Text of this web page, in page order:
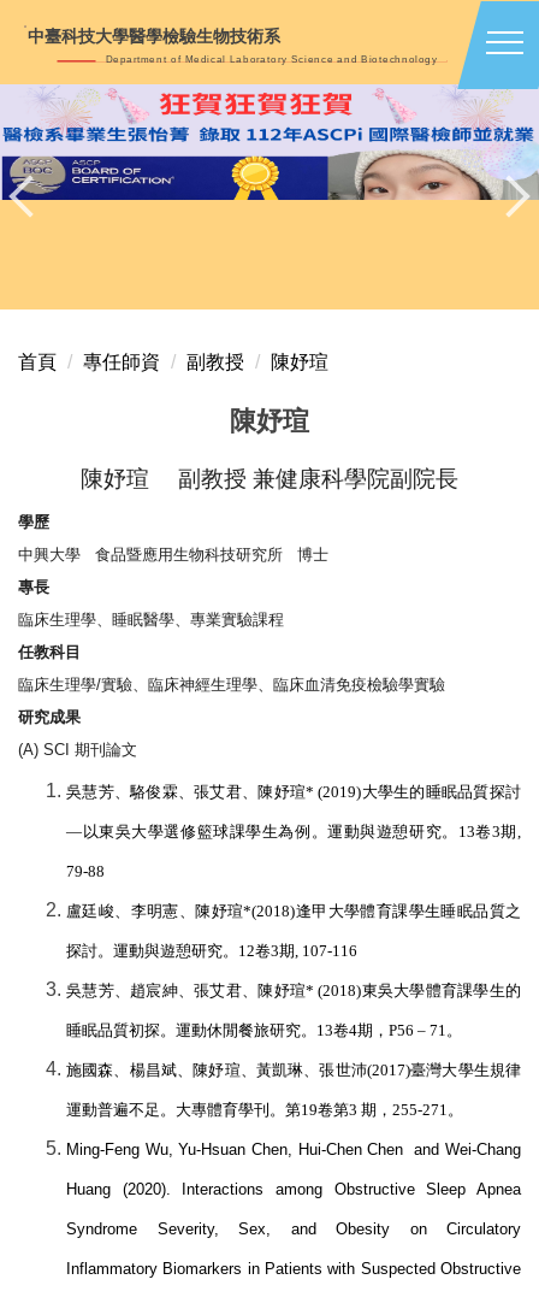
內
容
區
中臺科技大學醫學檢驗生物技術系
Department of Medical Laboratory Science and Biotechnology
首頁 專任師資 副教授 陳妤瑄
陳妤瑄
陳妤瑄 副教授 兼健康科學院副院長
學歷
中興大學
食品暨應用生物科技研究所
博士
專長
臨床生理學、睡眠醫學、專業實驗課程
任教科目
臨床生理學/實驗、臨床神經生理學、臨床血清免疫檢驗學實驗
研究成果
(A) SCI 期刊論文
吳慧芳、駱俊霖、張艾君、陳妤瑄* (2019)大學生的睡眠品質探討
—以東吳大學選修籃球課學生為例。運動與遊憩研究。 13卷3期
79-88
盧廷峻、李明憲、陳妤瑄*(2018)逢甲大學體育課學生睡眠品質之
探討。運動與遊憩研究。 12卷3期 , 107-116
吳慧芳、趙宸紳、張艾君、陳妤瑄* (2018)東吳大學體育課學生的
睡眠品質初探。運動休閒餐旅研究。 13卷4期， P56 – 71 。
施國森、楊昌斌、陳妤瑄、黃凱琳、張世沛(2017)臺灣大學生規律
運動普遍不足。大專體育學刊。第19卷第3 期， 255-271 。
Ming-Feng Wu, Yu-Hsuan Chen, Hui-Chen Chen and Wei-Chang
Huang (2020). Interactions among Obstructive Sleep Apnea
Syndrome Severity, Sex, and Obesity on Circulatory
Inflammatory Biomarkers in Patients with Suspected Obstructive